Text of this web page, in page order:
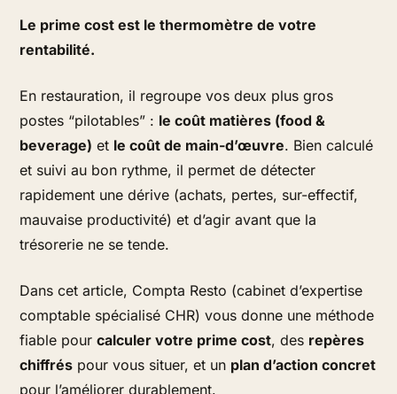
Le prime cost est le thermomètre de votre
rentabilité.
En restauration, il regroupe vos deux plus gros
postes “pilotables” : le coût matières (food &
beverage) et le coût de main-d’œuvre. Bien calculé
et suivi au bon rythme, il permet de détecter
rapidement une dérive (achats, pertes, sur-effectif,
mauvaise productivité) et d’agir avant que la
trésorerie ne se tende.
Dans cet article, Compta Resto (cabinet d’expertise
comptable spécialisé CHR) vous donne une méthode
fiable pourcalculer votre prime cost, des repères
chiffrés pour vous situer, et un plan d’action concret
pour l’améliorer durablement.